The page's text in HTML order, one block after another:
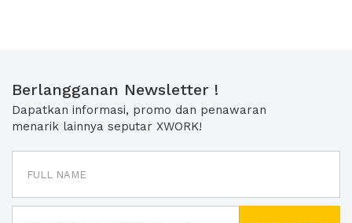
Berlangganan Newsletter !
Dapatkan informasi, promo dan penawaran
menarik lainnya seputar XWORK!